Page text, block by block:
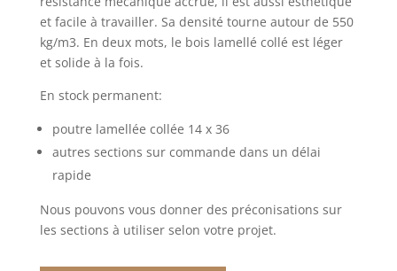
et facile à travailler. Sa densité tourne autour de 550
kg/m3. En deux mots, le bois lamellé collé est léger
et solide à la fois.
En stock permanent:
poutre lamellée collée 14 x 36
autres sections sur commande dans un délai
rapide
Nous pouvons vous donner des préconisations sur
les sections à utiliser selon votre projet.